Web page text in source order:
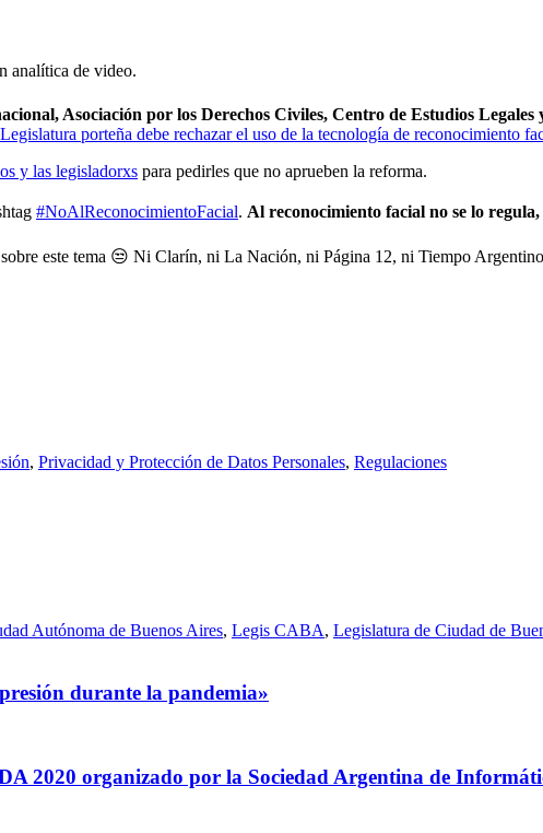
analítica de video.
Asociación por los Derechos Civiles, Centro de Estudios
porteña debe rechazar el uso de la tecnología de reconocimiento
y las legisladorxs para pedirles que no aprueben la reforma.
#NoAlReconocimientoFacial. Al reconocimiento facial no se lo
este tema 😒 Ni Clarín, ni La Nación, ni Página 12, ni Tiempo
, Privacidad y Protección de Datos Personales, Regulaciones
Autónoma de Buenos Aires, Legis CABA, Legislatura de Ciudad de
durante la pandemia»
2020 organizado por la Sociedad Argentina de